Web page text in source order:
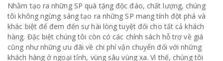
Nhằm tạo ra những SP quà tặng độc đáo, chất lượng, chúng
tôi không ngừng sáng tạo ra những SP mang tính đột phá và
khác biệt để đem đến sự hài lòng tuyệt đối cho tất cả khách
hàng. Đặc biệt chúng tôi còn có các chính sách hỗ trợ về giá
cũng như những ưu đãi về chi phí vận chuyển đối với những
khách hàng ở ngoại tỉnh, vùng sâu vùng xa. Vì thế, chúng tôi